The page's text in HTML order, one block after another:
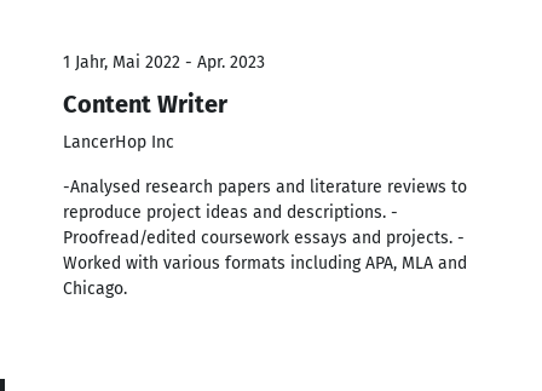
1 Jahr, Mai 2022 - Apr. 2023
Content Writer
LancerHop Inc
-Analysed research papers and literature reviews to
reproduce project ideas and descriptions. -
Proofread/edited coursework essays and projects. -
Worked with various formats including APA, MLA and
Chicago.